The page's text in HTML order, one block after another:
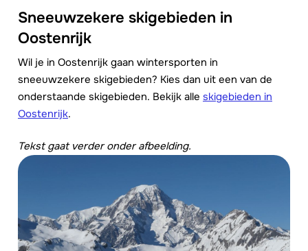
Sneeuwzekere skigebieden in
Oostenrijk
Wil je in Oostenrijk gaan wintersporten in
sneeuwzekere skigebieden? Kies dan uit een van de
onderstaande skigebieden. Bekijk alle skigebieden in
Oostenrijk.
Tekst gaat verder onder afbeelding.